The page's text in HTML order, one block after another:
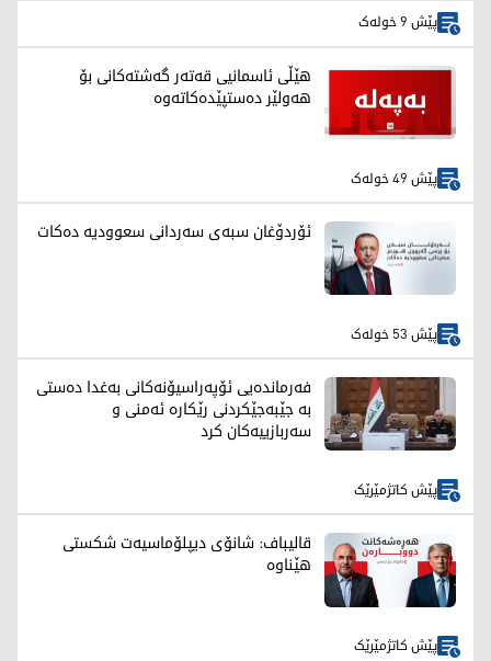
پێش 9 خولەک
هێڵی ئاسمانیی قەتەر گەشتەکانی بۆ
هەولێر دەستپێدەکاتەوە
پێش 49 خولەک
ئۆردۆغان سبەی سەردانی سعوودیە دەکات
پێش 53 خولەک
فەرماندەیی ئۆپەراسیۆنەکانی بەغدا دەستی
بە جێبەجێکردنی رێکارە ئەمنی و
سەربازییەکان کرد
پێش کاتژمێرێک
قالیباف: شانۆی دیپلۆماسیەت شکستی
هێناوە
پێش کاتژمێرێک